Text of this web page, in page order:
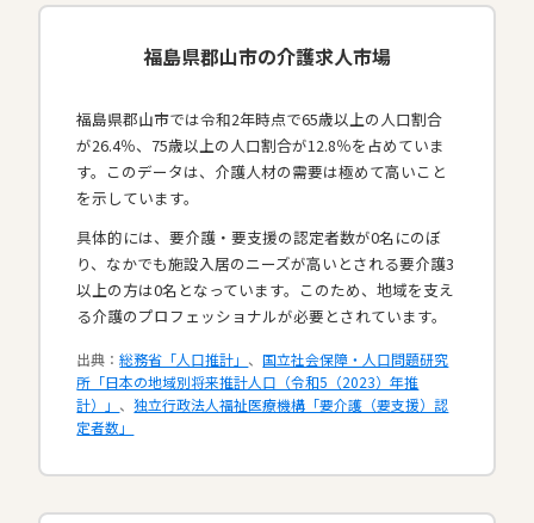
福島県郡山市の介護求人市場
福島県郡山市では令和2年時点で65歳以上の人口割合
が26.4％、75歳以上の人口割合が12.8％を占めていま
す。このデータは、介護人材の需要は極めて高いこと
を示しています。
具体的には、要介護・要支援の認定者数が0名にのぼ
り、なかでも施設入居のニーズが高いとされる要介護3
以上の方は0名となっています。このため、地域を支え
る介護のプロフェッショナルが必要とされています。​
出典：総務省「人口推計」 、国立社会保障・人口問題研究
所「日本の地域別将来推計人口（令和5（2023）年推
計）」 、独立行政法人福祉医療機構「要介護（要支援）認
定者数」